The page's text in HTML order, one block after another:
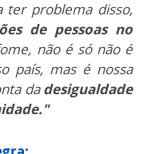
ter problema disso,
de pessoas no
não é só não é
país, mas é nossa
dadesigualdade